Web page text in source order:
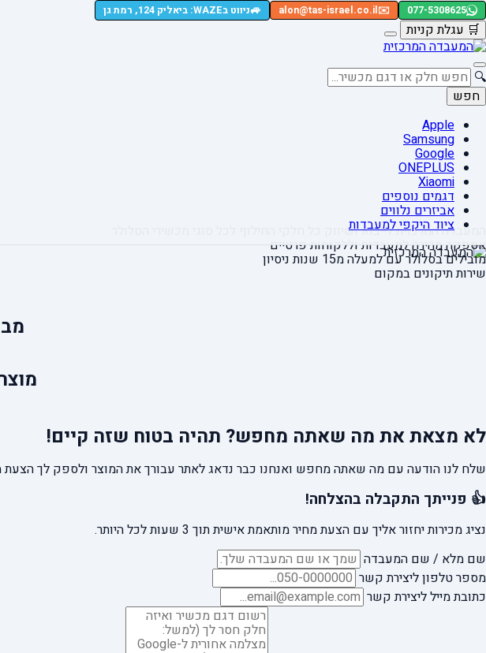
077-5308625
✉️
alon@tas-israel.co.il
🚙ניווט בWAZE: ביאליק 124, רמת גן
🛒 עגלת קניות
🔍
חפש
Apple
Samsung
Google
ONEPLUS
Xiaomi
דגמים נוספים
אביזרים נלווים
ציוד היקפי למעבדות
המעבדה המרכזית לייבוא ושיווק כל חלקי החילוף
אספקה מהירהלמעבדות וללקוחות פרטיים
מובילים בסלולר עם למעלה מ15 שנות ניסיון
שירות תיקונים במקום
לא מצאת את מה שאתה מחפש? תהיה בטוח שזה קיים!
שלח לנו הודעה עם מה שאתה מחפש ואנחנו כבר נדאג לאתר עבורך את המוצר ולספק לך הצעת
👍 פנייתך התקבלה בהצלחה!
נציג מכירות יחזור אליך עם הצעת מחיר מותאמת אישית תוך 3 שעות לכל היותר.
שם מלא / שם המעבדה
מספר טלפון ליצירת קשר
כתובת מייל ליצירת קשר